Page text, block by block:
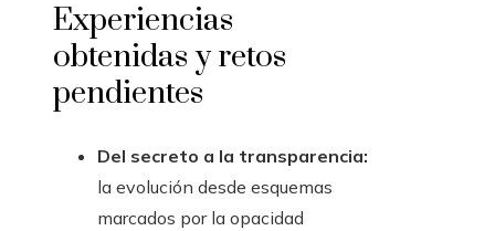
Experiencias
obtenidas y retos
pendientes
Del secreto a la transparencia:
la evolución desde esquemas
marcados por la opacidad